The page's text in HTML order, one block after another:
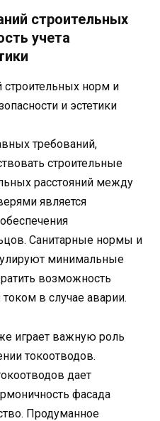
строительных
учета
требований,
строительные
расстояний между
является
Санитарные нормы и
минимальные
возможность
в случае аварии.
играет важную роль
токоотводов.
дает
фасада
Продуманное